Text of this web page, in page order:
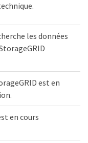
les données
est en
en cours